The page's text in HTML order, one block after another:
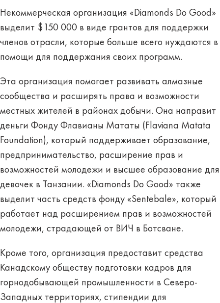
Некоммерческая организация «Diamonds Do Good»
выделит $150 000 в виде грантов для поддержки
членов отрасли, которые больше всего нуждаются в
помощи для поддержания своих программ.
Эта организация помогает развивать алмазные
сообщества и расширять права и возможности
местных жителей в районах добычи. Она направит
деньги Фонду Флавианы Мататы (Flaviana Matata
Foundation), который поддерживает образование,
предпринимательство, расширение прав и
возможностей молодежи и высшее образование для
девочек в Танзании. «Diamonds Do Good» также
выделит часть средств фонду «Sentebale», который
работает над расширением прав и возможностей
молодежи, страдающей от ВИЧ в Ботсване.
Кроме того, организация предоставит средства
Канадскому обществу подготовки кадров для
горнодобывающей промышленности в Северо-
Западных территориях, стипендии для